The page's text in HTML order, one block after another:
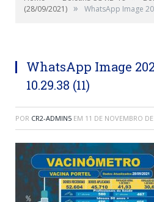
(28/09/2021) » WhatsApp Image
WhatsApp Image
10.29.38 (11)
POR CR2-ADMIN5 EM 11 DE NOVEMBRO